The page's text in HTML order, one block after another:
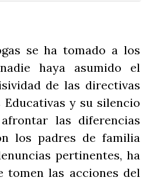
se ha tomado a los
haya asumido el
de las directivas
y su silencio
las diferencias
los padres de familia
pertinentes, ha
tomen las acciones del